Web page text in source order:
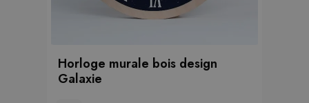
Horloge murale bois design
Galaxie